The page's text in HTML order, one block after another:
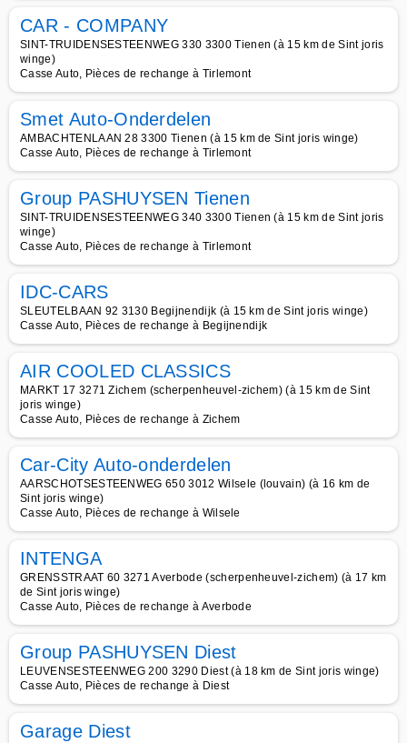
CAR - COMPANY
SINT-TRUIDENSESTEENWEG 330 3300 Tienen (à 15 km de Sint joris
winge)
Casse Auto, Pièces de rechange à Tirlemont
Smet Auto-Onderdelen
AMBACHTENLAAN 28 3300 Tienen (à 15 km de Sint joris winge)
Casse Auto, Pièces de rechange à Tirlemont
Group PASHUYSEN Tienen
SINT-TRUIDENSESTEENWEG 340 3300 Tienen (à 15 km de Sint joris
winge)
Casse Auto, Pièces de rechange à Tirlemont
IDC-CARS
SLEUTELBAAN 92 3130 Begijnendijk (à 15 km de Sint joris winge)
Casse Auto, Pièces de rechange à Begijnendijk
AIR COOLED CLASSICS
MARKT 17 3271 Zichem (scherpenheuvel-zichem) (à 15 km de Sint
joris winge)
Casse Auto, Pièces de rechange à Zichem
Car-City Auto-onderdelen
AARSCHOTSESTEENWEG 650 3012 Wilsele (louvain) (à 16 km de
Sint joris winge)
Casse Auto, Pièces de rechange à Wilsele
INTENGA
GRENSSTRAAT 60 3271 Averbode (scherpenheuvel-zichem) (à 17 km
de Sint joris winge)
Casse Auto, Pièces de rechange à Averbode
Group PASHUYSEN Diest
LEUVENSESTEENWEG 200 3290 Diest (à 18 km de Sint joris winge)
Casse Auto, Pièces de rechange à Diest
Garage Diest